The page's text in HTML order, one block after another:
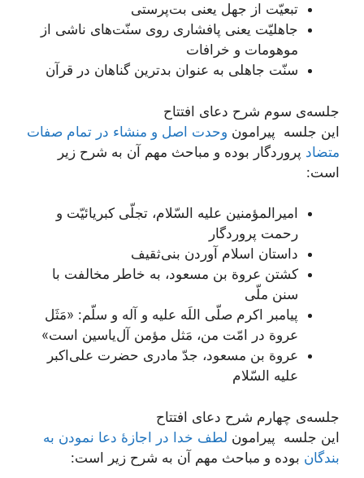
تبعیّت از جهل یعنی بت‌پرستی
جاهلیّت یعنی پافشاری روی سنّت‌های ناشی از
موهومات و خرافات
سنّت جاهلی به عنوان بدترین گناهان در قرآن
جلسه‌ی سوم شرح دعای افتتاح
این جلسه پیرامون وحدت اصل و منشاء در تمام صفات
متضاد پروردگار بوده و مباحث مهم آن به شرح زیر
است:
امیرالمؤمنین علیه السّلام، تجلّی کبریائیّت و
رحمت پروردگار
داستان اسلام آوردن بنی‌‌ثقیف
کشتن عروة بن مسعود، به خاطر مخالفت با
سنن ملّی
پیامبر اکرم صلّی اللَه علیه و آله و سلّم: «مَثَل
عروة در امّت من، مَثل مؤمن آل‌یاسین است»
عروة بن مسعود، جدّ مادری حضرت علی‌اکبر
علیه السّلام
جلسه‌ی چهارم شرح دعای افتتاح
این جلسه پیرامون لطف خدا در اجازۀ دعا نمودن به
بندگان بوده و مباحث مهم آن به شرح زیر است: